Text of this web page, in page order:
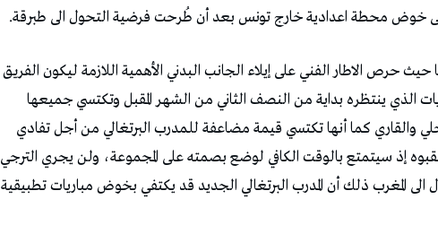
خوض محطة اعدادية خارج تونس بعد أن طُرحت فرضية التحول الى طبرقة.
حرص الاطار الفني على إيلاء الجانب البدني الأهمية اللازمة ليكون الفريق
الذي ينتظره بداية من النصف الثاني من الشهر المقبل وتكتسي جميعها
والقاري كما أنها تكتسي قيمة مضاعفة للمدرب البرتغالي من أجل تفادي
عقبوه إذ سيتمتع بالوقت الكافي لوضع بصمته على المجموعة، ولن يجري الترجي
الى المغرب ذلك أن المدرب البرتغالي الجديد قد يكتفي بخوض مباريات تطبيقية